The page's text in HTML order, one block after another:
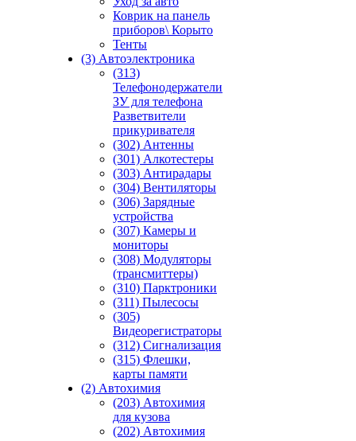
Коврик на панель
приборов\ Корыто
Тенты
(3) Автоэлектроника
(313)
Телефонодержатели
ЗУ для телефона
Разветвители
прикуривателя
(302) Антенны
(301) Алкотестеры
(303) Антирадары
(304) Вентиляторы
(306) Зарядные
устройства
(307) Камеры и
мониторы
(308) Модуляторы
(трансмиттеры)
(310) Парктроники
(311) Пылесосы
(305)
Видеорегистраторы
(312) Сигнализация
(315) Флешки,
карты памяти
(2) Автохимия
(203) Автохимия
для кузова
(202) Автохимия